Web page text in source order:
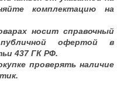
комплектацию на
носит справочный
офертой в
437 ГК РФ.
проверять наличие